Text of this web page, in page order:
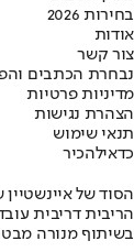
בחירות 2026
אודות
צור קשר
נבחרת הכתבים
מדיניות פרטיות
הצהרת נגישות
תנאי שימוש
כדאילהכיר
הסוד של
הריבית דריבית
בשיתוף מנורה